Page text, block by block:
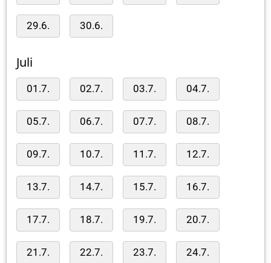
29.6. 30.6.
Juli
01.7. 02.7. 03.7. 04.7.
05.7. 06.7. 07.7. 08.7.
09.7. 10.7. 11.7. 12.7.
13.7. 14.7. 15.7. 16.7.
17.7. 18.7. 19.7. 20.7.
21.7. 22.7. 23.7. 24.7.